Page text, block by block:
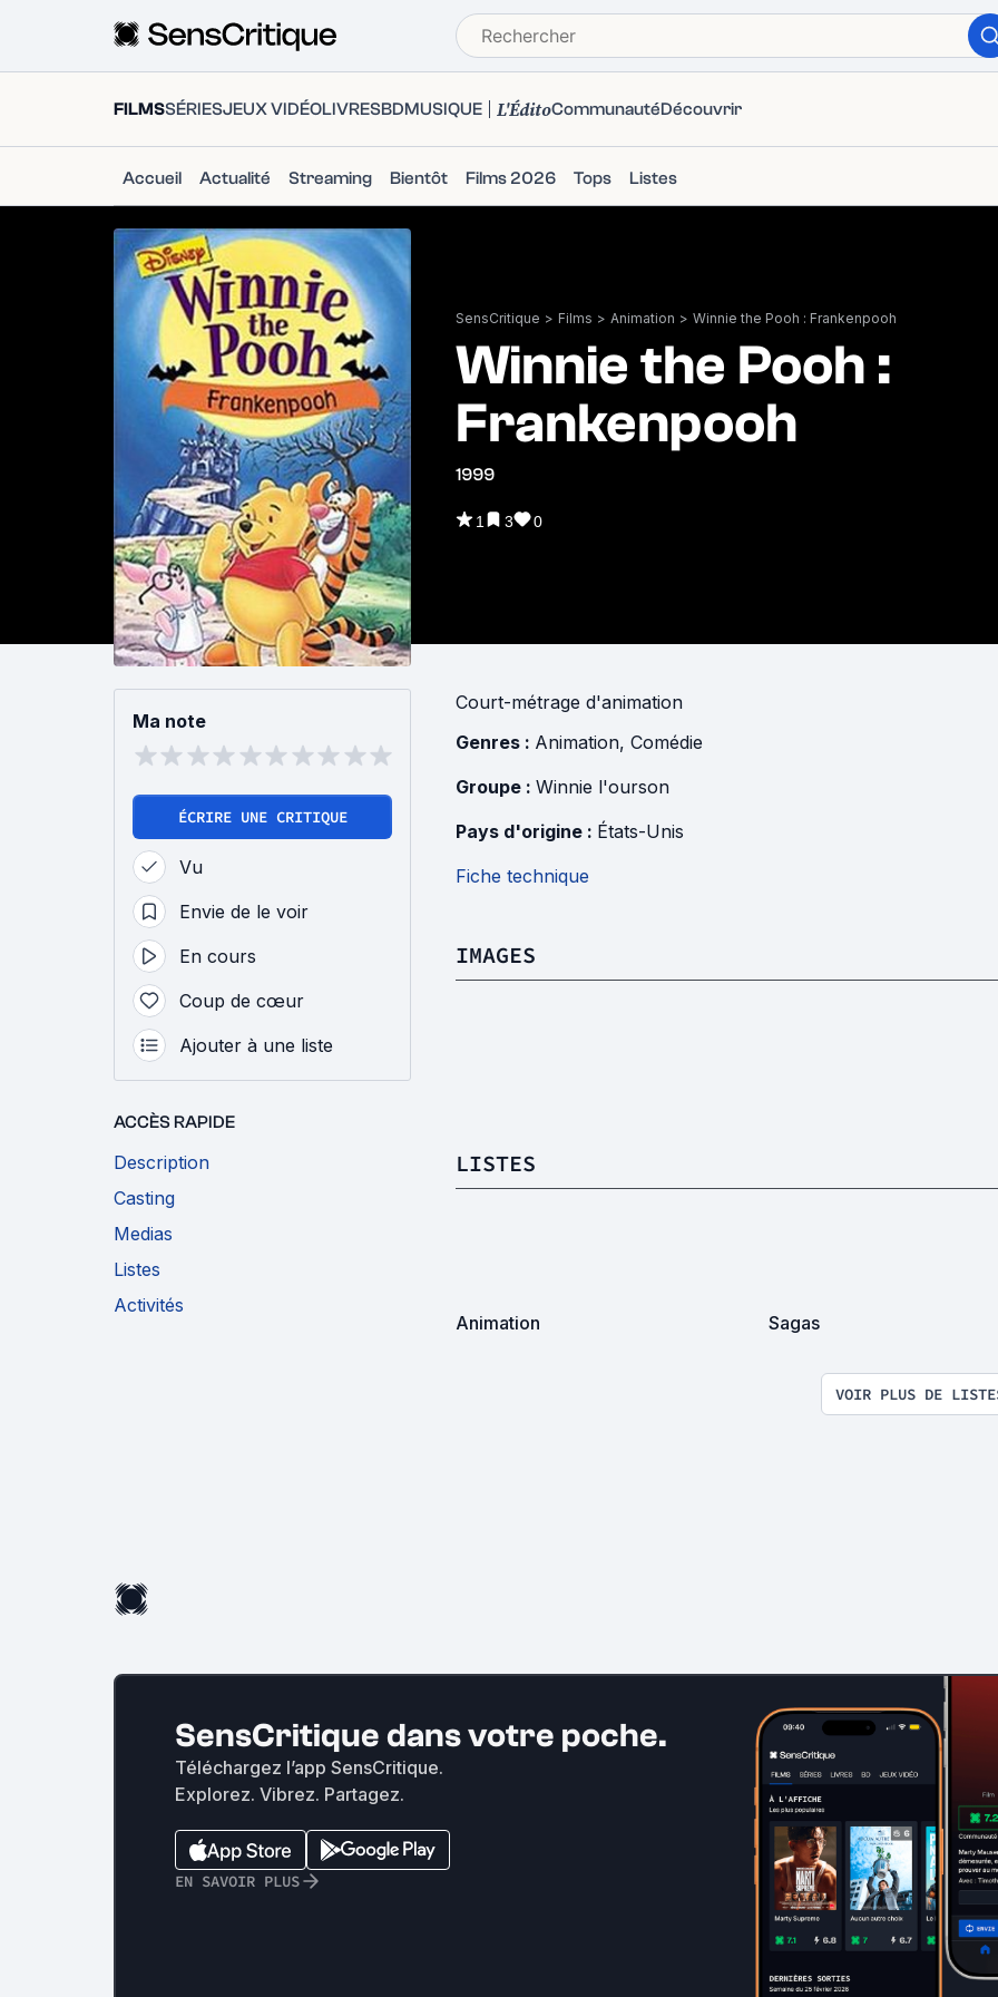
FILMSSÉRIESJEUX VIDÉOLIVRESBDMUSIQUE L'ÉditoCommunautéDécouvrir
Accueil Actualité Streaming Bientôt Films 2026 Tops Listes
SensCritique > Films > Animation > Winnie the Pooh : Frankenpooh
Winnie the Pooh :
Frankenpooh
1999
1 3 0
Ma note
ÉCRIRE UNE CRITIQUE
Vu
Envie de le voir
En cours
Coup de cœur
Ajouter à une liste
ACCÈS RAPIDE
Description
Casting
Medias
Listes
Activités
Court-métrage d'animation
Genres : Animation, Comédie
Groupe : Winnie l'ourson
Pays d'origine : États-Unis
Fiche technique
IMAGES
LISTES
Animation Sagas
VOIR PLUS DE
SensCritique dans votre poche.
Téléchargez l’app SensCritique.
Explorez. Vibrez. Partagez.
EN SAVOIR PLUS